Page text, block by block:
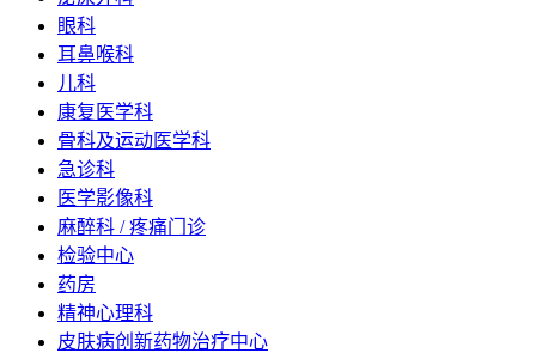
眼科
耳鼻喉科
儿科
康复医学科
骨科及运动医学科
急诊科
医学影像科
麻醉科 / 疼痛门诊
检验中心
药房
精神心理科
皮肤病创新药物治疗中心